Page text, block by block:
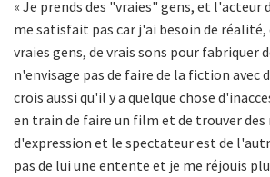
« Je prends des "vraies" gens, et l'acteur
me satisfait pas car j'ai besoin de réalité,
vraies gens, de vrais sons pour fabriquer
n'envisage pas de faire de la fiction avec
crois aussi qu'il y a quelque chose
en train de faire un film et de trouver des
d'expression et le spectateur est de
pas de lui une entente et je me réjouis